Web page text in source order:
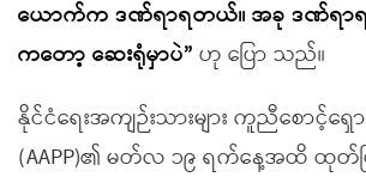
ယောက်က ဒဏ်ရာရတယ်။ အခု ဒဏ်ရာရ
ကတော့ ဆေးရုံမှာပဲ” ဟု ပြော သည်။
နိုင်ငံရေးအကျဉ်းသားများ ကူညီစောင့်ရှ
(AAPP)၏ မတ်လ ၁၉ ရက်နေ့အထိ ထုတ်